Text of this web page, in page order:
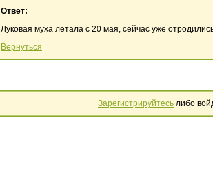
Ответ:
Луковая муха летала с 20 мая, сейчас уже
Вернуться
Зарегистрируйтесь либо